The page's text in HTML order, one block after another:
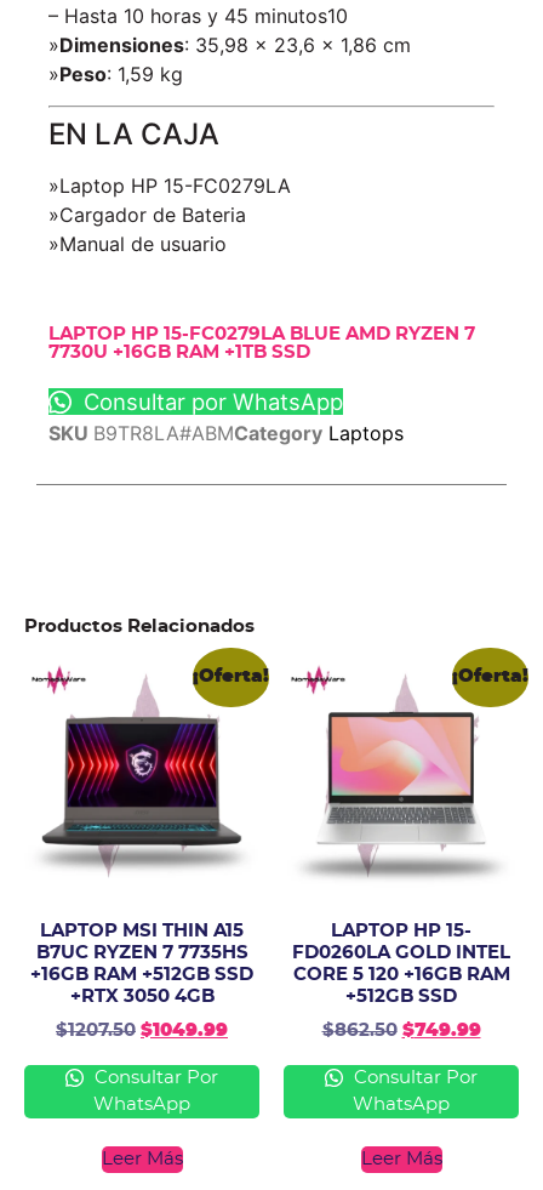
– Hasta 10 horas y 45 minutos10
»Dimensiones: 35,98 x 23,6 x 1,86 cm
»Peso: 1,59 kg
EN LA CAJA
»Laptop HP 15-FC0279LA
»Cargador de Bateria
»Manual de usuario
LAPTOP HP 15-FC0279LA BLUE AMD RYZEN 7
7730U +16GB RAM +1TB SSD
Consultar por WhatsApp
SKU B9TR8LA#ABMCategory Laptops
Productos Relacionados
¡Oferta!
LAPTOP MSI THIN A15
B7UC RYZEN 7 7735HS
+16GB RAM +512GB SSD
+RTX 3050 4GB
$1207.50 $1049.99
Consultar Por
WhatsApp
Leer Más
¡Oferta!
LAPTOP HP 15-
FD0260LA GOLD INTEL
CORE 5 120 +16GB RAM
+512GB SSD
$862.50 $749.99
Consultar Por
WhatsApp
Leer Más